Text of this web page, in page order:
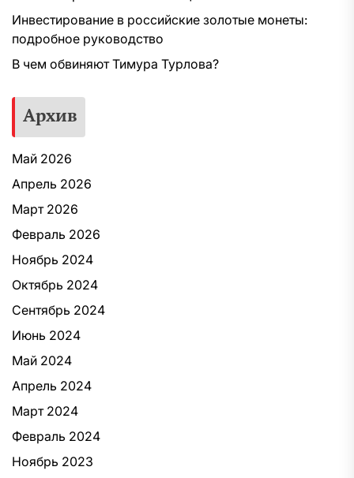
Инвестирование в российские золотые монеты:
подробное руководство
В чем обвиняют Тимура Турлова?
Архив
Май 2026
Апрель 2026
Март 2026
Февраль 2026
Ноябрь 2024
Октябрь 2024
Сентябрь 2024
Июнь 2024
Май 2024
Апрель 2024
Март 2024
Февраль 2024
Ноябрь 2023